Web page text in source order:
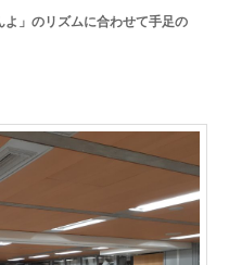
」のリズムに合わせて手足の